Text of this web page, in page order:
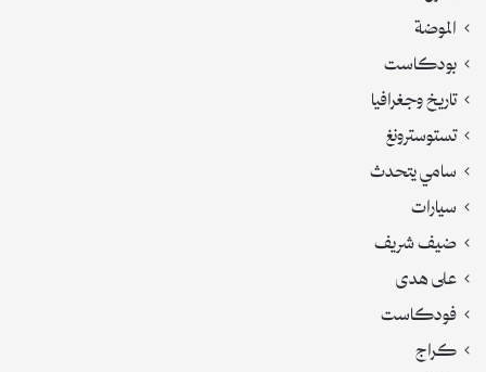
الموضة
بودكاست
تاريخ وجغرافيا
تستوسترونغ
سامي يتحدث
سيارات
ضيف شريف
على هدى
فودكاست
كراج